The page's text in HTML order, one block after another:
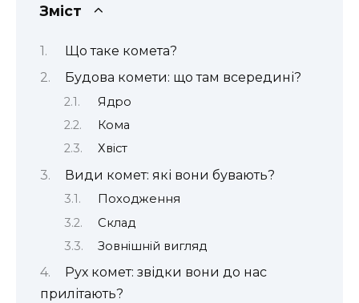
Зміст
Що таке комета?
Будова комети: що там всередині?
Ядро
Кома
Хвіст
Види комет: які вони бувають?
Походження
Склад
Зовнішній вигляд
Рух комет: звідки вони до нас
прилітають?